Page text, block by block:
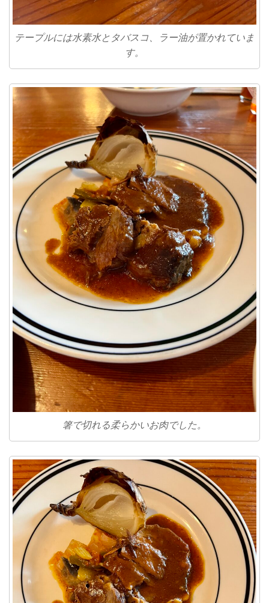
テープルには水素水とタバスコ、ラー油が置かれていま
す。
箸で切れる柔らかいお肉でした。